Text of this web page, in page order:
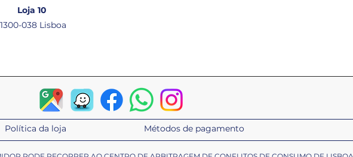
Loja 10
1300-038 Lisboa
Política da loja Métodos de pagamento